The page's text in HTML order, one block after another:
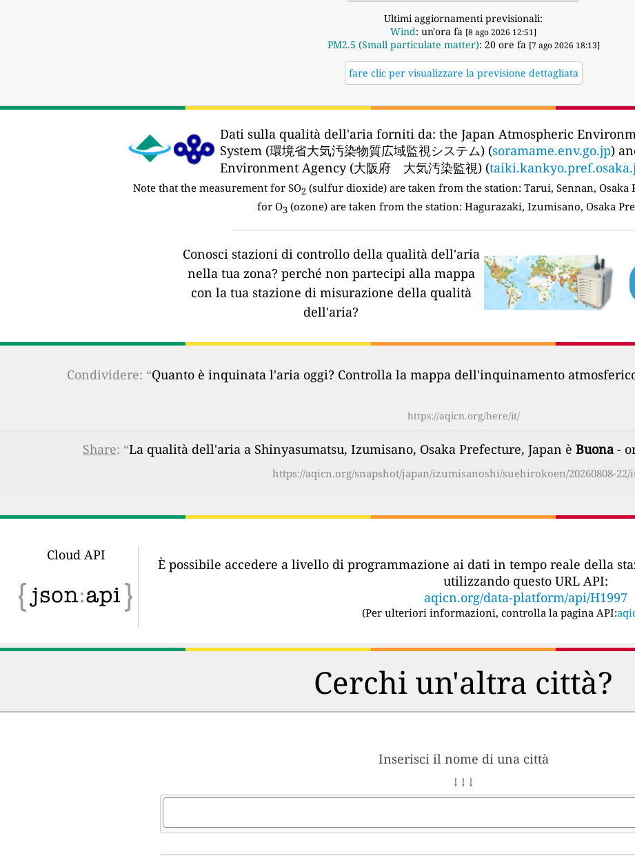
Ultimi aggiornamenti previsionali:
Wind: un'ora fa [8 ago 2026 12:51]
PM2.5 (Small particulate matter): 20 ore fa [7 ago 2026 18:13]
fare clic per visualizzare la previsione dettagliata
Dati sulla qualità dell'aria forniti da: the Japan Atmospheric
System (環境省大気汚染物質広域監視システム) (soramame.env.go.jp)
Environment Agency (大阪府 大気汚染監視) (
Note that the measurement for SO2 (sulfur dioxide) are taken from the station: Tarui, Sennan,
for O3(ozone) are taken from the station: Hagurazaki, Izumisano, Osaka
Conosci stazioni di controllo della qualità dell'aria
nella tua zona? perché non partecipi alla mappa
con la tua stazione di misurazione della qualità
dell'aria?
Condividere: “Quanto è inquinata l'aria oggi? Controlla la mappa dell'inquinamento
https://aqicn.org/here/it/
Share: “La qualità dell'aria a Shinyasumatsu, Izumisano, Osaka Prefecture, Japan è Buona-
https://aqicn.org/snapshot/japan/izumisanoshi/suehirokoen/20260808-22/
Cloud API
È possibile accedere a livello di programmazione ai dati in tempo reale della
utilizzando questo URL API:
aqicn.org/data-platform/api/H1997
(Per ulteriori informazioni, controlla la pagina API:
Cerchi un'altra città?
Inserisci il nome di una città
↓ ↓ ↓